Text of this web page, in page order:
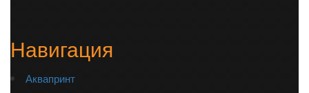
Навигация
Аквапринт